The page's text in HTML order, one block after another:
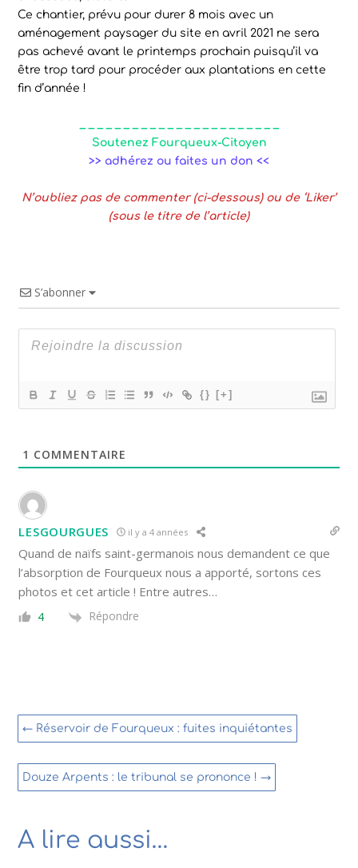
Ce chantier, prévu pour durer 8 mois avec un
aménagement paysager du site en avril 2021 ne sera
pas achevé avant le printemps prochain puisqu’il va
être trop tard pour procéder aux plantations en cette
fin d’année !
Soutenez Fourqueux-Citoyen
>> adhérez ou faites un don <<
N’oubliez pas de commenter (ci-dessous)ou de ‘Liker’
(sous le titre de l’article)
S’abonner
{} [+]
1 COMMENTAIRE
LESGOURGUES il y a 4 années
Quand de naïfs saint-germanois nous demandent ce que
l’absorption de Fourqueux nous a apporté, sortons ces
photos et cet article ! Entre autres…
4 Répondre
← Réservoir de Fourqueux : fuites inquiétantes
Douze Arpents : le tribunal se prononce ! →
A lire aussi…